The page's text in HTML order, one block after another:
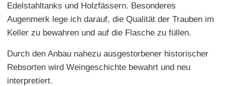
Edelstahltanks und Holzfässern. Besonderes
Augenmerk lege ich darauf, die Qualität der Trauben im
Keller zu bewahren und auf die Flasche zu füllen.
Durch den Anbau nahezu ausgestorbener historischer
Rebsorten wird Weingeschichte bewahrt und neu
interpretiert.